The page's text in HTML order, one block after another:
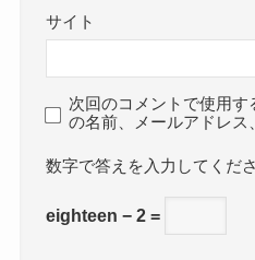
サイト
次回のコメントで使用
の名前、メールアドレス
数字で答えを入力してくだ
eighteen − 2 =